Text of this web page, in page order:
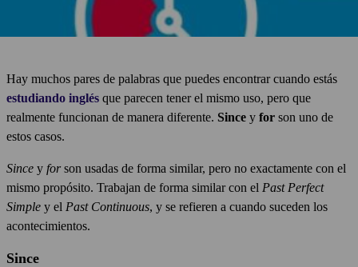
Hay muchos pares de palabras que puedes encontrar cuando estás
estudiando inglés que parecen tener el mismo uso, pero que
realmente funcionan de manera diferente. Since y for son uno de
estos casos.
Since y forson usadas de forma similar, pero no exactamente con el
mismo propósito. Trabajan de forma similar con el Past Perfect
Simple y el Past Continuous, y se refieren a cuando suceden los
acontecimientos.
Since